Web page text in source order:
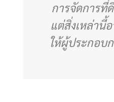
การจัดการที่
แต่สิ่งเหล่านี้
ให้ผู้ประกอบ